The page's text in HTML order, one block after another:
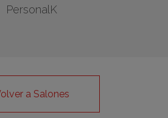
PersonalK
a Salones